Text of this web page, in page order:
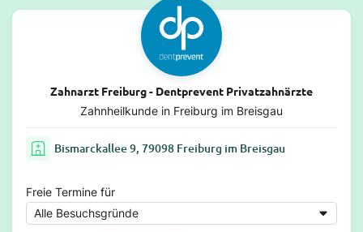
Zahnarzt Freiburg - Dentprevent Privatzahnärzte
Zahnheilkunde in Freiburg im Breisgau
Bismarckallee 9, 79098 Freiburg im Breisgau
Freie Termine für